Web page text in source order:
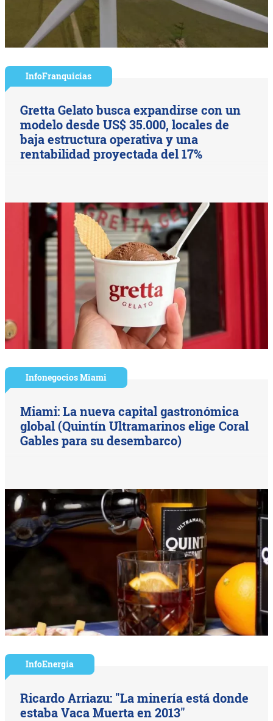
InfoFranquicias
Gretta Gelato busca expandirse con un
modelo desde US$ 35.000, locales de
baja estructura operativa y una
rentabilidad proyectada del 17%
Infonegocios Miami
Miami: La nueva capital gastronómica
global (Quintín Ultramarinos elige Coral
Gables para su desembarco)
InfoEnergía
Ricardo Arriazu: "La minería está donde
estaba Vaca Muerta en 2013"